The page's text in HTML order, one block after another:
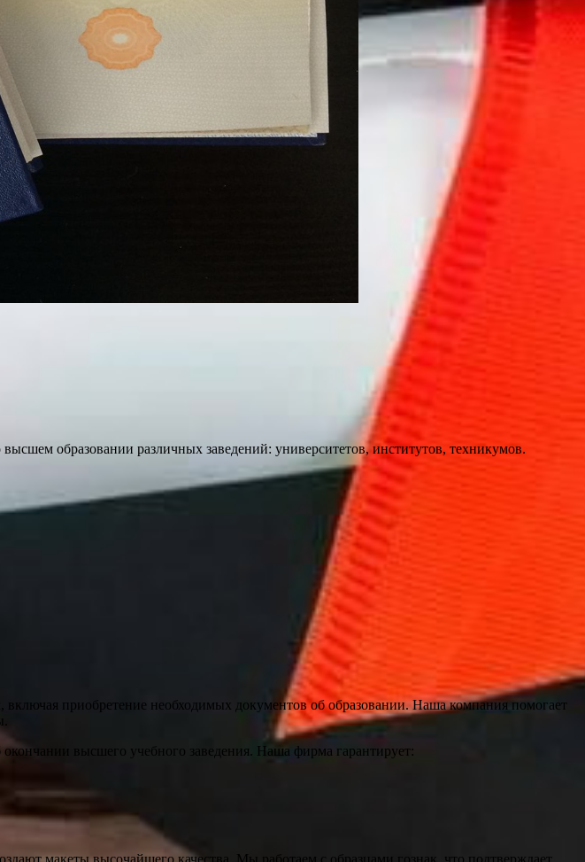
образовании различных заведений: университетов, институтов, техникумов.
приобретение необходимых документов об образовании. Наша компания помогает
высшего учебного заведения. Наша фирма гарантирует:
макеты высочайшего качества. Мы работаем с образцами гознак, что подтверждает